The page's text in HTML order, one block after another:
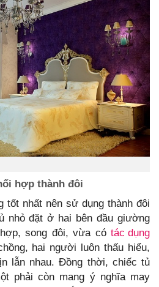
hợp thành đôi
tốt nhất nên sử dụng thành đôi
nhỏ đặt ở hai bên đầu giường
song đôi, vừa có tác dụng
hai người luôn thấu hiểu,
lẫn nhau. Đồng thời, chiếc tủ
phải còn mang ý nghĩa may